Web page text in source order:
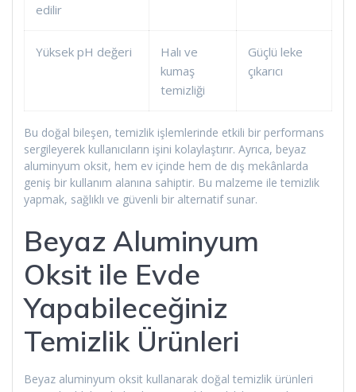
edilir
Yüksek pH değeri
Halı ve
kumaş
temizliği
Güçlü leke
çıkarıcı
Bu doğal bileşen, temizlik işlemlerinde etkili bir performans
sergileyerek kullanıcıların işini kolaylaştırır. Ayrıca, beyaz
aluminyum oksit, hem ev içinde hem de dış mekânlarda
geniş bir kullanım alanına sahiptir. Bu malzeme ile temizlik
yapmak, sağlıklı ve güvenli bir alternatif sunar.
Beyaz Aluminyum
Oksit ile Evde
Yapabileceğiniz
Temizlik Ürünleri
Beyaz aluminyum oksit kullanarak doğal temizlik ürünleri